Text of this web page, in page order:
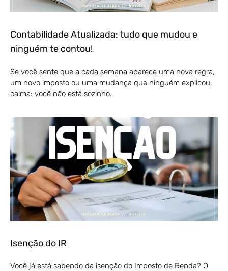
Contabilidade Atualizada: tudo que mudou e
ninguém te contou!
Se você sente que a cada semana aparece uma nova regra,
um novo imposto ou uma mudança que ninguém explicou,
calma: você não está sozinho.
Isenção do IR
Você já está sabendo da isenção do Imposto de Renda? O